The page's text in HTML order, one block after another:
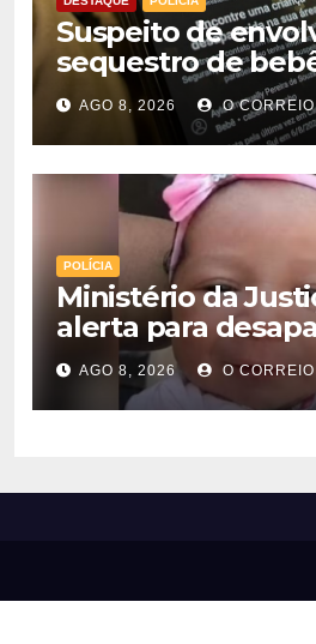
Suspeito de
sequestro de
é preso na Capital
AGO 8, 2026 O
POLÍCIA
Ministério da
alerta para
de bebê de 28 dias
polícia apura
sequestro
AGO 8, 2026 O